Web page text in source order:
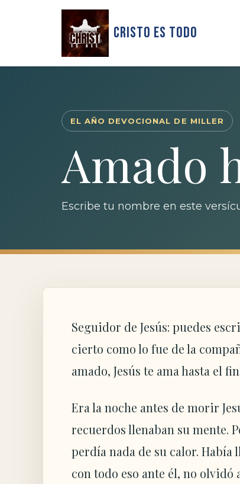
Cristo Es Todo
EL AÑO DEVOCIONAL DE MILLER
Amado
Escribe tu nombre en este
Seguidor de Jesús: puedes
cierto como lo fue de la
amado, Jesús te ama hasta el
Era la noche antes de morir
recuerdos llenaban su mente.
perdía nada de su calor. Había
con todo eso ante él, no olvidó